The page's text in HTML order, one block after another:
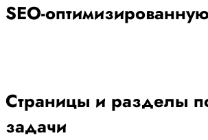
SEO-
Страницы и разделы
задачи